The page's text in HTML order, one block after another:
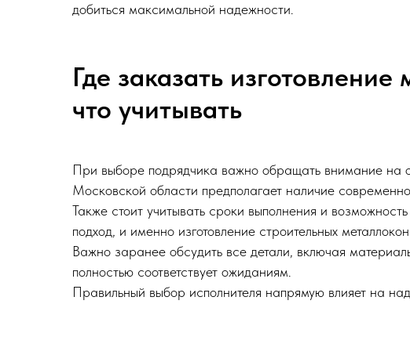
добиться максимальной надежности.
Где заказать
что учитывать
При выборе подрядчика важно обращать внимание на
Московской области предполагает наличие
Также стоит учитывать сроки выполнения и
подход, и именно изготовление строительных
Важно заранее обсудить все детали, включая
полностью соответствует ожиданиям.
Правильный выбор исполнителя напрямую влияет на